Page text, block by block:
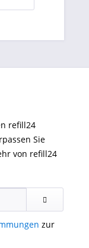
refill24
Sie
von refill24
zur